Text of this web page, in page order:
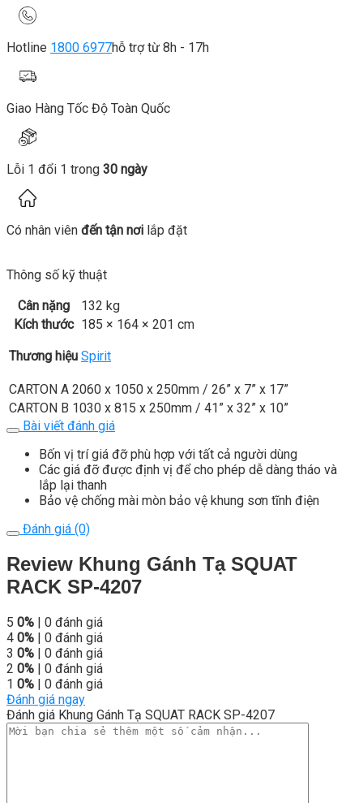
Hotline 1800 6977hỗ trợ từ 8h - 17h
Giao Hàng Tốc Độ Toàn Quốc
Lỗi 1 đổi 1 trong 30 ngày
Có nhân viên đến tận nơi lắp đặt
Thông số kỹ thuật
Cân nặng
132 kg
Kích thước 185 × 164 × 201 cm
Thương hiệu Spirit
CARTON A 2060 x 1050 x 250mm / 26” x 7” x 17”
CARTON B 1030 x 815 x 250mm / 41” x 32” x 10”
Bài viết đánh giá
Bốn vị trí giá đỡ phù hợp với tất cả người dùng
Các giá đỡ được định vị để cho phép dễ dàng tháo và
lắp lại thanh
Bảo vệ chống mài mòn bảo vệ khung sơn tĩnh điện
Đánh giá (0)
Review Khung Gánh Tạ SQUAT
RACK SP-4207
5 0% | 0 đánh giá
4 0% | 0 đánh giá
3 0% | 0 đánh giá
2 0% | 0 đánh giá
1 0% | 0 đánh giá
Đánh giá ngay
Đánh giá Khung Gánh Tạ SQUAT RACK SP-4207